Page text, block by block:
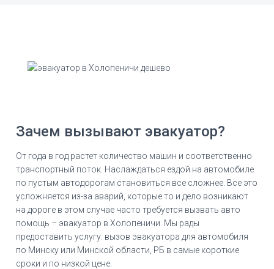
Зачем вызывают эвакуатор?
От года в год растет количество машин и соответственно
транспортный поток. Наслаждаться ездой на автомобиле
по пустым автодорогам становиться все сложнее. Все это
усложняется из-за аварий, которые то и дело возникают
на дороге в этом случае часто требуется вызвать авто
помощь – эвакуатор в Холопеничи. Мы рады
предоставить услугу: вызов эвакуатора для автомобиля
по Минску или Минской области, РБ в самые короткие
сроки и по низкой цене.